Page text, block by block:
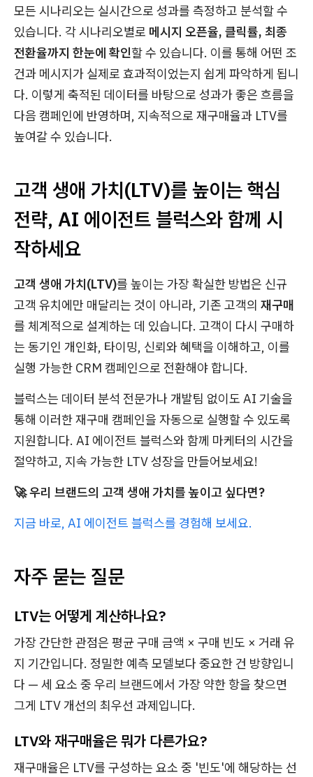
모든 시나리오는 실시간으로 성과를 측정하고 분석할 수
있습니다. 각 시나리오별로 메시지 오픈율, 클릭률, 최종
전환율까지 한눈에 확인할 수 있습니다. 이를 통해 어떤 조
건과 메시지가 실제로 효과적이었는지 쉽게 파악하게 됩니
다. 이렇게 축적된 데이터를 바탕으로 성과가 좋은 흐름을
다음 캠페인에 반영하며, 지속적으로 재구매율과 LTV를
높여갈 수 있습니다.
고객 생애 가치(LTV)를 높이는 핵심
전략, AI 에이전트 블럭스와 함께 시
작하세요
고객 생애 가치(LTV)를 높이는 가장 확실한 방법은 신규
고객 유치에만 매달리는 것이 아니라, 기존 고객의 재구매
를 체계적으로 설계하는 데 있습니다. 고객이 다시 구매하
는 동기인 개인화, 타이밍, 신뢰와 혜택을 이해하고, 이를
실행 가능한 CRM 캠페인으로 전환해야 합니다.
블럭스는 데이터 분석 전문가나 개발팀 없이도 AI 기술을
통해 이러한 재구매 캠페인을 자동으로 실행할 수 있도록
지원합니다. AI 에이전트 블럭스와 함께 마케터의 시간을
절약하고, 지속 가능한 LTV 성장을 만들어보세요!
🚀 우리 브랜드의 고객 생애 가치를 높이고 싶다면?
지금 바로, AI 에이전트 블럭스를 경험해 보세요.
자주 묻는 질문
LTV는 어떻게 계산하나요?
가장 간단한 관점은 평균 구매 금액 × 구매 빈도 × 거래 유
지 기간입니다. 정밀한 예측 모델보다 중요한 건 방향입니
다 — 세 요소 중 우리 브랜드에서 가장 약한 항을 찾으면
그게 LTV 개선의 최우선 과제입니다.
LTV와 재구매율은 뭐가 다른가요?
재구매율은 LTV를 구성하는 요소 중 '빈도'에 해당하는 선